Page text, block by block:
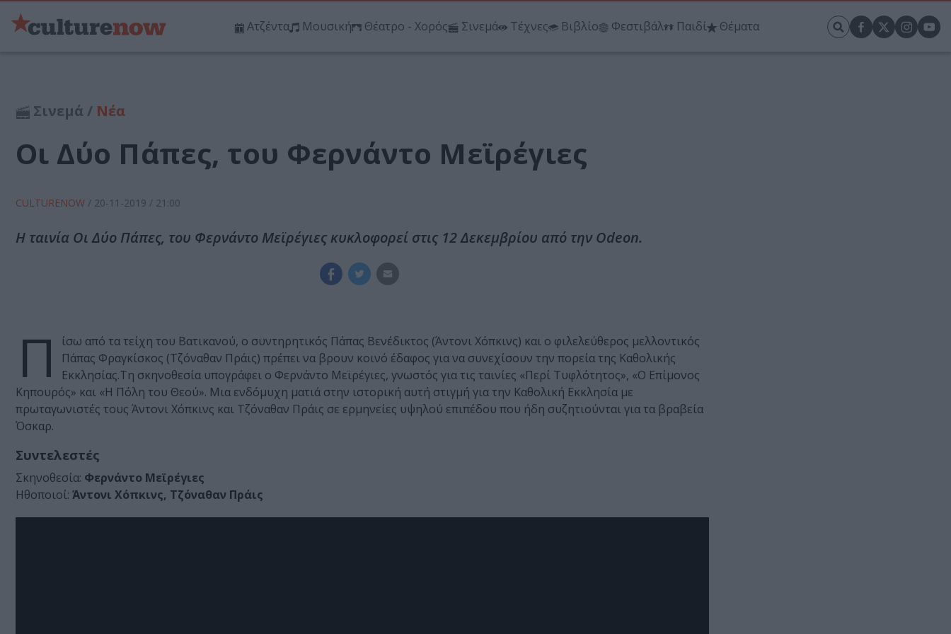
Ατζέντα Μουσική Θέατρο - Χορός Σινεμά Τέχνες Βιβλίο Φεστιβάλ Παιδί Θέματα
Σινεμά / Νέα
Οι Δύο Πάπες, του Φερνάντο Μεϊρέγιες
CULTURENOW / 20-11-2019 / 21:00
Η ταινία Οι Δύο Πάπες, του Φερνάντο Μεϊρέγιες κυκλοφορεί στις 12 Δεκεμβρίου από την Odeon.
Π
ίσω από τα τείχη του Βατικανού, ο συντηρητικός Πάπας Βενέδικτος (Άντονι Χόπκινς) και ο φιλελεύθερος μελλοντικός
Πάπας Φραγκίσκος (Τζόναθαν Πράις) πρέπει να βρουν κοινό έδαφος για να συνεχίσουν την πορεία της Καθολικής
Εκκλησίας.Τη σκηνοθεσία υπογράφει ο Φερνάντο Μεϊρέγιες, γνωστός για τις ταινίες «Περί Τυφλότητος», «Ο Επίμονος
Κηπουρός» και «Η Πόλη του Θεού». Μια ενδόμυχη ματιά στην ιστορική αυτή στιγμή για την Καθολική Εκκλησία με
πρωταγωνιστές τους Άντονι Χόπκινς και Τζόναθαν Πράις σε ερμηνείες υψηλού επιπέδου που ήδη συζητιούνται για τα βραβεία
Όσκαρ.
Συντελεστές
Σκηνοθεσία: Φερνάντο Μεϊρέγιες
Ηθοποιοί: Άντονι Χόπκινς, Τζόναθαν Πράις